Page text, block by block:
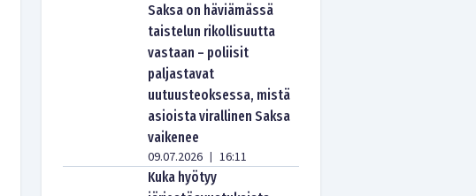
Saksa on häviämässä
taistelun rikollisuutta
vastaan – poliisit
paljastavat
uutuusteoksessa, mistä
asioista virallinen Saksa
vaikenee
09.07.2026 | 16:11
Kuka hyötyy